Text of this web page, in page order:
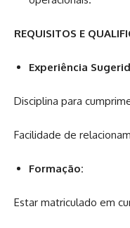
REQUISITOS E
Experiência
Disciplina para
Facilidade de
Formação:
Estar matriculado em